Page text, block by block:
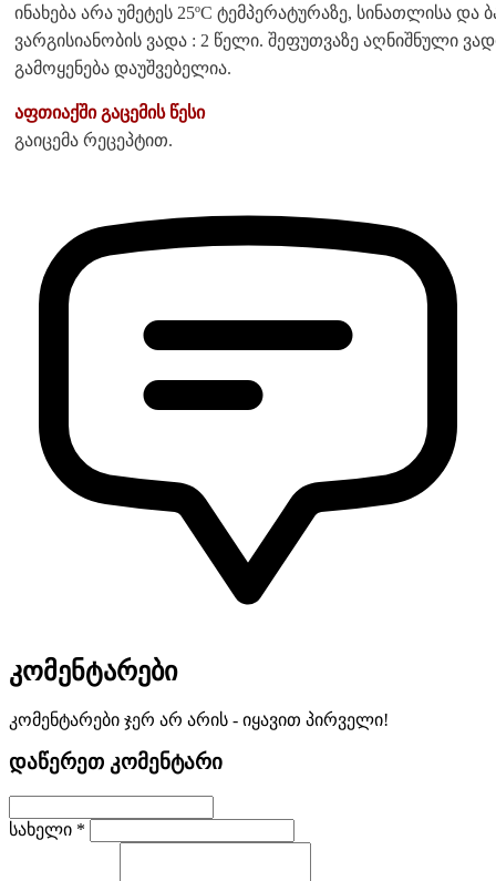
ინახება არა უმეტეს 25ºC ტემპერატურაზე, სინათლისა და
ვარგისიანობის ვადა : 2 წელი. შეფუთვაზე აღნიშნული
გამოყენება დაუშვებელია.
აფთიაქში გაცემის წესი
გაიცემა რეცეპტით.
კომენტარები
კომენტარები ჯერ არ არის - იყავით პირველი!
დაწერეთ კომენტარი
სახელი *